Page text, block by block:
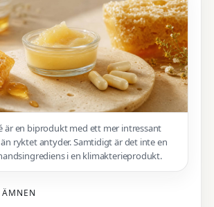
är en biprodukt med ett mer intressant
ryktet antyder. Samtidigt är det inte en
i en klimakterieprodukt.
ÄMNEN